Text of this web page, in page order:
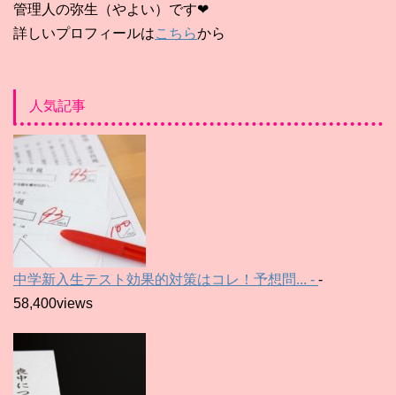
管理人の弥生（やよい）です❤
詳しいプロフィールはこちらから
人気記事
中学新入生テスト効果的対策はコレ！予想問... - -
58,400views